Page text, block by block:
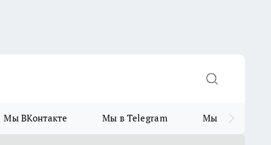
Мы ВКонтакте Мы в Telegram Мы в MAX